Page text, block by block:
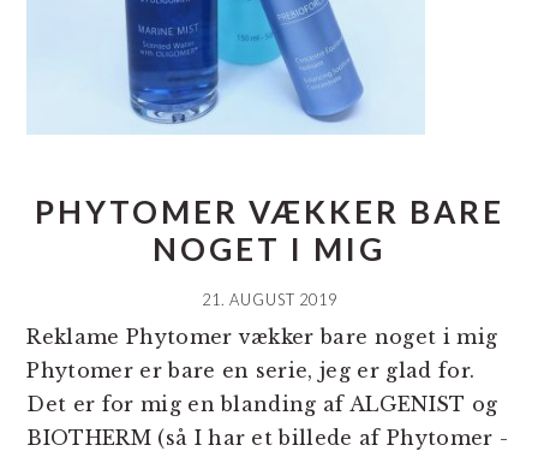
PHYTOMER VÆKKER BARE
NOGET I MIG
21. AUGUST 2019
Reklame Phytomer vækker bare noget i mig
Phytomer er bare en serie, jeg er glad for.
Det er for mig en blanding af ALGENIST og
BIOTHERM (så I har et billede af Phytomer -